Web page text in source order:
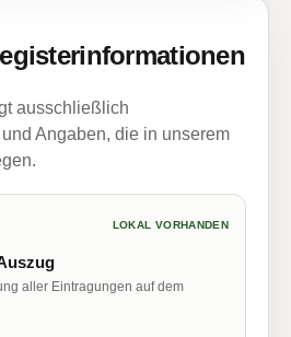
ausschließlich
Angaben, die in unserem
LOKAL VORHANDEN
aller Eintragungen auf dem